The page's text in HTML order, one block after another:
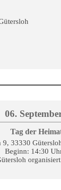
06.
Tag der
9, 33330
Beginn: 14:30